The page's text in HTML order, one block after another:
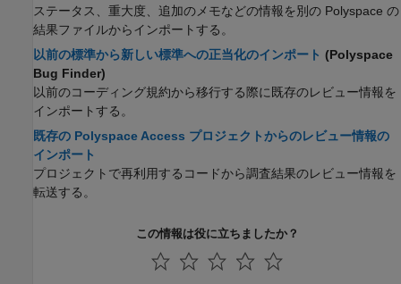
ステータス、重大度、追加のメモなどの情報を別の Polyspace の
結果ファイルからインポートする。
以前の標準から新しい標準への正当化のインポート (Polyspace
Bug Finder)
以前のコーディング規約から移行する際に既存のレビュー情報を
インポートする。
既存の Polyspace Access プロジェクトからのレビュー情報の
インポート
プロジェクトで再利用するコードから調査結果のレビュー情報を
転送する。
この情報は役に立ちましたか？